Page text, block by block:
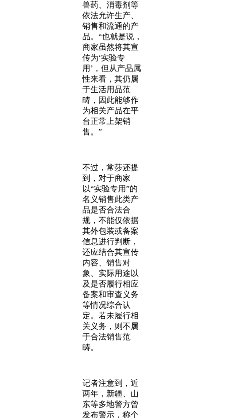
兽药、消毒剂等
依法允许生产、
销售和流通的产
品。“也就是说，
商家虽然将其宣
传为‘实验专
用’，但从产品属
性来看，其仍属
于生活用品范
畴，因此能够作
为相关产品在平
台正常上架销
售。”
不过，常莎还提
到，对于商家
以“实验专用”的
名义销售此类产
品是否合法合
规，不能仅依据
其外包装或备案
信息进行判断，
还应结合其宣传
内容、销售对
象、实际用途以
及是否履行相应
备案和审查义务
等情况综合认
定。若未履行相
关义务，则不属
于合法销售范
畴。
记者注意到，近
两年，新疆、山
东等多地警方曾
发布警示，称个